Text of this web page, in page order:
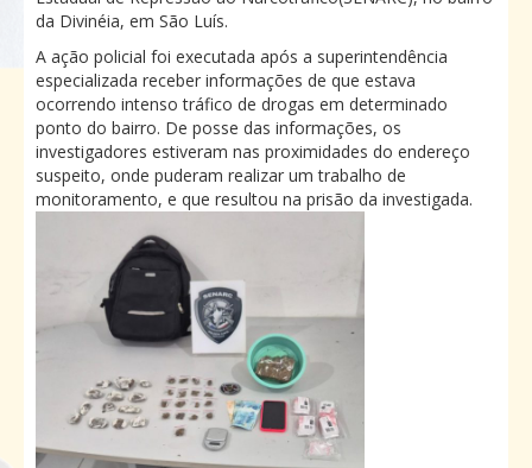
da Divinéia, em São Luís.
A ação policial foi executada após a superintendência
especializada receber informações de que estava
ocorrendo intenso tráfico de drogas em determinado
ponto do bairro. De posse das informações, os
investigadores estiveram nas proximidades do endereço
suspeito, onde puderam realizar um trabalho de
monitoramento, e que resultou na prisão da investigada.